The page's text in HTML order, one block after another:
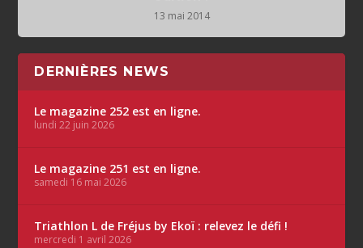
13 mai 2014
DERNIÈRES NEWS
Le magazine 252 est en ligne.
lundi 22 juin 2026
Le magazine 251 est en ligne.
samedi 16 mai 2026
Triathlon L de Fréjus by Ekoï : relevez le défi !
mercredi 1 avril 2026